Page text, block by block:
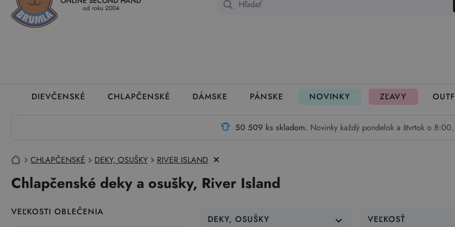
Kedy a ako dostanem tovar Ako môžem vrátiť oblečenie Ako fungujú rezervácie
od roku 2004
DIEVČENSKÉ CHLAPČENSKÉ DÁMSKE PÁNSKE NOVINKY ZĽAVY
50 509 ks skladom. Novinky každý pondelok a štvrtok o 8:00.
CHLAPČENSKÉ DEKY, OSUŠKY RIVER ISLAND
Chlapčenské deky a osušky, River Island
VEĽKOSTI OBLEČENIA
DEKY, OSUŠKY VEĽKOSŤ